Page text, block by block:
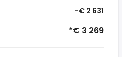
-€ 2 631
*€ 3 269